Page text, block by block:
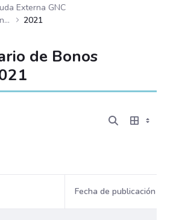
Externa GNC
Informes Diario Bonos Globales
2021
de Bonos
Fecha de publicación